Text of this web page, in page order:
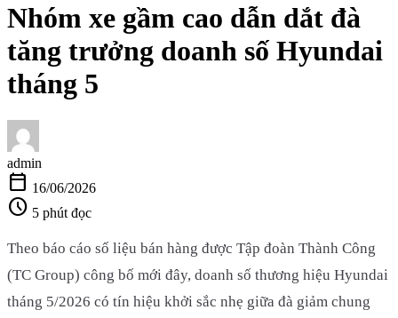
Nhóm xe gầm cao dẫn dắt đà
tăng trưởng doanh số Hyundai
tháng 5
admin
calendar_today 16/06/2026
schedule 5 phút đọc
Theo báo cáo số liệu bán hàng được Tập đoàn Thành Công
(TC Group) công bố mới đây, doanh số thương hiệu Hyundai
tháng 5/2026 có tín hiệu khởi sắc nhẹ giữa đà giảm chung